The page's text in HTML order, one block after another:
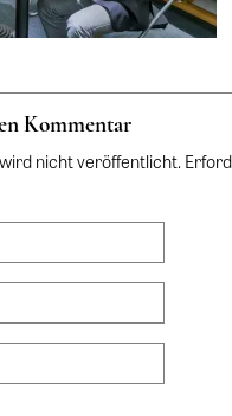
Kommentar
nicht veröffentlicht.